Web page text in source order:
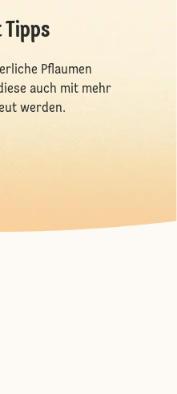
Tipps
Pflaumen
auch mit mehr
werden.